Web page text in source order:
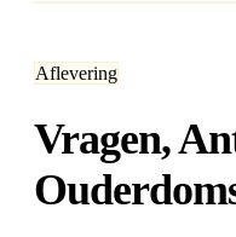
Aflevering
Vragen,